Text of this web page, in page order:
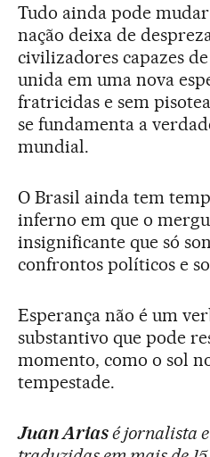
Tudo ainda pode
nação deixa de
civilizadores capazes
unida em uma nova
fratricidas e sem
se fundamenta a
mundial.
O Brasil ainda tem
inferno em que o
insignificante que só
confrontos políticos e
Esperança não é um
substantivo que pode
momento, como o sol
tempestade.
Juan Ariasé jornalista